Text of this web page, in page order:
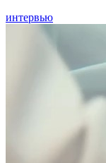
интервью